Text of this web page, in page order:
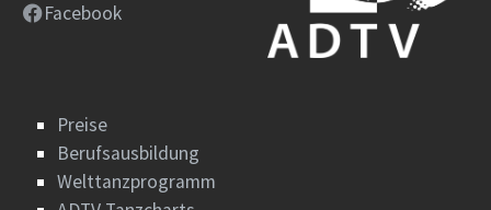
Facebook
Preise
Berufsausbildung
Welttanzprogramm